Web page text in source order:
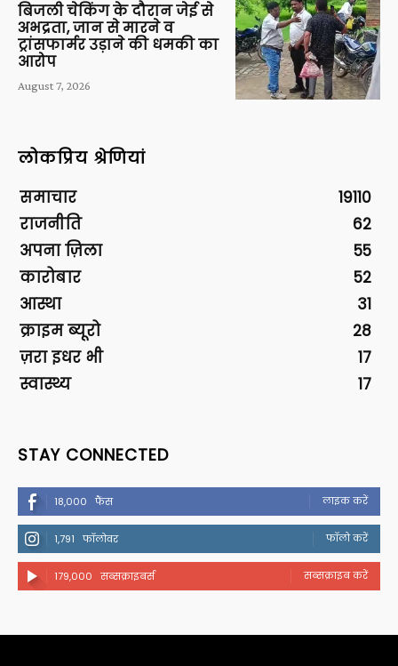
बिजली चेकिंग के दौरान जेई से
अभद्रता, जान से मारने व
ट्रांसफार्मर उड़ाने की धमकी का
आरोप
August 7, 2026
लोकप्रिय श्रेणियां
समाचार
19110
राजनीति
62
अपना ज़िला
55
कारोबार
52
आस्था
31
क्राइम ब्यूरो
28
ज़रा इधर भी
17
स्वास्थ्य
17
STAY CONNECTED
18,000 फैंस लाइक करें
1,791 फॉलोवर फॉलो करें
179,000 सब्सक्राइबर्स सब्सक्राइब करें